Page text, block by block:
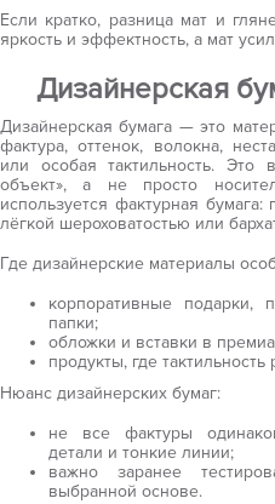
Если кратко, разница мат и
яркость и эффектность, а мат
Дизайнерская
Дизайнерская бумага — это
фактура, оттенок, волокна,
или особая тактильность. Это
объект», а не просто
используется фактурная
лёгкой шероховатостью или
Где дизайнерские материалы
корпоративные подарки,
папки;
обложки и вставки в
продукты, где
Нюанс дизайнерских бумаг:
не все фактуры
детали и тонкие линии;
важно заранее
выбранной основе.